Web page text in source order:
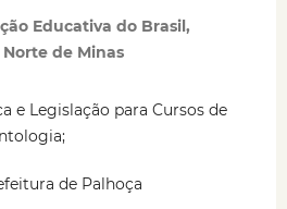
Educativa do Brasil,
de Minas
e Legislação para Cursos de
de Palhoça